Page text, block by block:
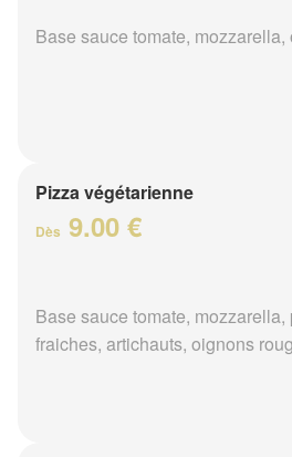
Base sauce tomate, mozzarella,
Pizza végétarienne
Dès 9.00 €
Base sauce tomate,
fraiches, artichauts, oignons